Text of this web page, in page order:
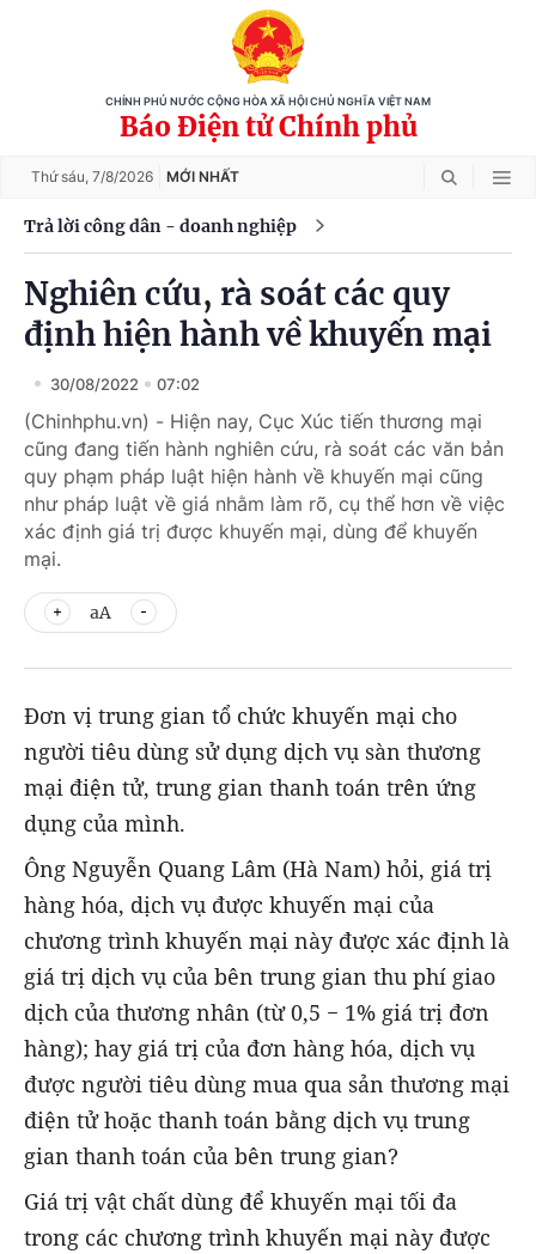
CHÍNH PHỦ NƯỚC CỘNG HÒA XÃ HỘI CHỦ NGHĨA VIỆT NAM
Báo Điện tử Chính phủ
Thứ sáu, 7/8/2026 MỚI NHẤT
Trả lời công dân - doanh nghiệp
Nghiên cứu, rà soát các quy
định hiện hành về khuyến mại
30/08/2022 07:02
(Chinhphu.vn) - Hiện nay, Cục Xúc tiến thương mại
cũng đang tiến hành nghiên cứu, rà soát các văn bản
quy phạm pháp luật hiện hành về khuyến mại cũng
như pháp luật về giá nhằm làm rõ, cụ thể hơn về việc
xác định giá trị được khuyến mại, dùng để khuyến
mại.
aA
Đơn vị trung gian tổ chức khuyến mại cho
người tiêu dùng sử dụng dịch vụ sàn thương
mại điện tử, trung gian thanh toán trên ứng
dụng của mình.
Ông Nguyễn Quang Lâm (Hà Nam) hỏi, giá trị
hàng hóa, dịch vụ được khuyến mại của
chương trình khuyến mại này được xác định là
giá trị dịch vụ của bên trung gian thu phí giao
dịch của thương nhân (từ 0,5 − 1% giá trị đơn
hàng); hay giá trị của đơn hàng hóa, dịch vụ
được người tiêu dùng mua qua sản thương mại
điện tử hoặc thanh toán bằng dịch vụ trung
gian thanh toán của bên trung gian?
Giá trị vật chất dùng để khuyến mại tối đa
trong các chương trình khuyến mại này được